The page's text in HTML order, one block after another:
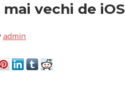
vechi de iOS
admin